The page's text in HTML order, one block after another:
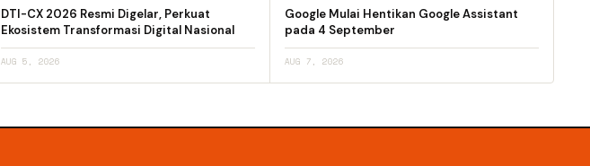
DTI-CX 2026 Resmi Digelar, Perkuat
Ekosistem Transformasi Digital Nasional
AUG 5, 2026
Google Mulai Hentikan Google Assistant
pada 4 September
AUG 7, 2026